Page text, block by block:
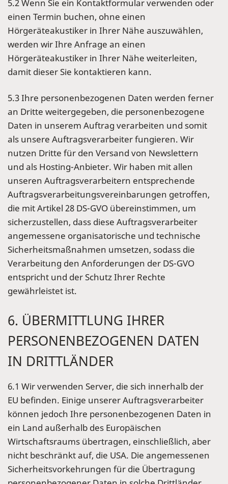
5.2 Wenn Sie ein Kontaktformular verwenden oder
einen Termin buchen, ohne einen
Hörgeräteakustiker in Ihrer Nähe auszuwählen,
werden wir Ihre Anfrage an einen
Hörgeräteakustiker in Ihrer Nähe weiterleiten,
damit dieser Sie kontaktieren kann.
5.3 Ihre personenbezogenen Daten werden ferner
an Dritte weitergegeben, die personenbezogene
Daten in unserem Auftrag verarbeiten und somit
als unsere Auftragsverarbeiter fungieren. Wir
nutzen Dritte für den Versand von Newslettern
und als Hosting-Anbieter. Wir haben mit allen
unseren Auftragsverarbeitern entsprechende
Auftragsverarbeitungsvereinbarungen getroffen,
die mit Artikel 28 DS-GVO übereinstimmen, um
sicherzustellen, dass diese Auftragsverarbeiter
angemessene organisatorische und technische
Sicherheitsmaßnahmen umsetzen, sodass die
Verarbeitung den Anforderungen der DS-GVO
entspricht und der Schutz Ihrer Rechte
gewährleistet ist.
6. ÜBERMITTLUNG IHRER
PERSONENBEZOGENEN DATEN
IN DRITTLÄNDER
6.1 Wir verwenden Server, die sich innerhalb der
EU befinden. Einige unserer Auftragsverarbeiter
können jedoch Ihre personenbezogenen Daten in
ein Land außerhalb des Europäischen
Wirtschaftsraums übertragen, einschließlich, aber
nicht beschränkt auf, die USA. Die angemessenen
Sicherheitsvorkehrungen für die Übertragung